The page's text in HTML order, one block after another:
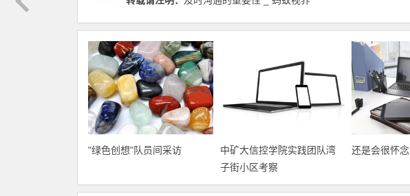
"绿色创想"队员间采访
中矿大信控学院实践团队湾
子街小区考察
还是会很怀念